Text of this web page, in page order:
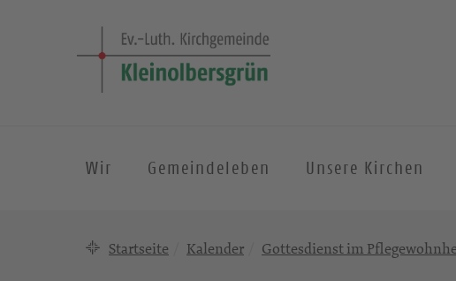
Wir Gemeindeleben Unsere Kirchen
Startseite Kalender Gottesdienst im